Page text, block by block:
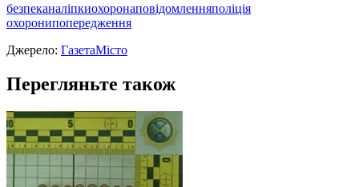
безпеканаліпкиохоронаповідомленняполіція
охоронипопередження
Джерело: ГазетаМісто
Перегляньте також